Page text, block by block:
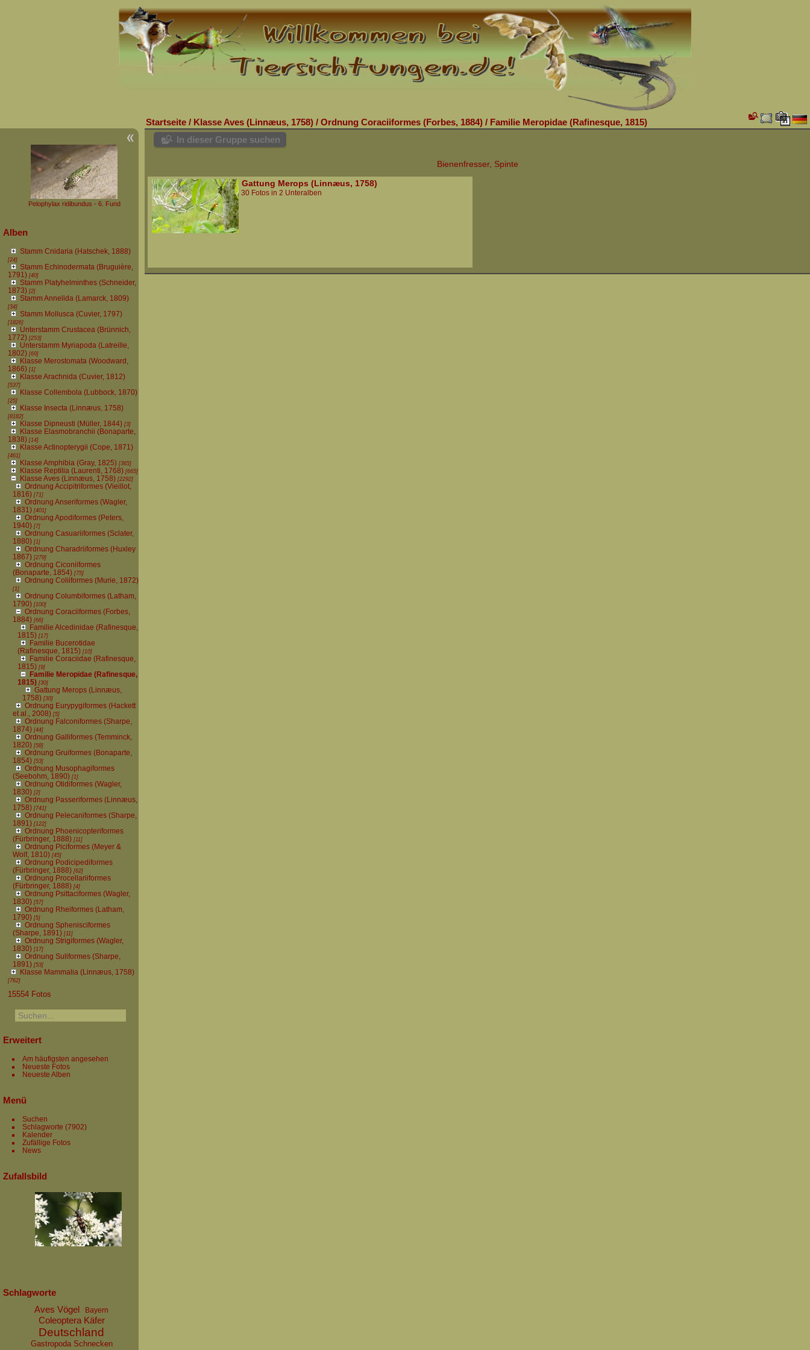
Pelophylax ridibundus - 6. Fund
Alben
Stamm Cnidaria (Hatschek, 1888)
[24]
Stamm Echinodermata (Bruguière,
1791)[40]
Stamm Platyhelminthes (Schneider,
1873)[2]
Stamm Annelida (Lamarck, 1809)
[34]
Stamm Mollusca (Cuvier, 1797)
[1826]
Unterstamm Crustacea (Brünnich,
1772)[253]
Unterstamm Myriapoda (Latreille,
1802)[69]
Klasse Merostomata (Woodward,
1866)[1]
Klasse Arachnida (Cuvier, 1812)
[537]
Klasse Collembola (Lubbock, 1870)
[25]
Klasse Insecta (Linnæus, 1758)
[8182]
Klasse Dipneusti (Müller, 1844)[3]
Klasse Elasmobranchii (Bonaparte,
1838)[14]
Klasse Actinopterygii (Cope, 1871)
[461]
Klasse Amphibia (Gray, 1825)[365]
Klasse Reptilia (Laurenti, 1768)[665]
Klasse Aves (Linnæus, 1758)[2292]
Ordnung Accipitriformes (Vieillot,
1816)[71]
Ordnung Anseriformes (Wagler,
1831)[401]
Ordnung Apodiformes (Peters,
1940)[7]
Ordnung Casuariiformes (Sclater,
1880)[1]
Ordnung Charadriiformes (Huxley
1867)[279]
Ordnung Ciconiiformes
(Bonaparte, 1854)[75]
Ordnung Coliiformes (Murie, 1872)
[1]
Ordnung Columbiformes (Latham,
1790)[100]
Ordnung Coraciiformes (Forbes,
1884)[66]
Familie Alcedinidae (Rafinesque,
1815)[17]
Familie Bucerotidae
(Rafinesque, 1815)[10]
Familie Coraciidae (Rafinesque,
1815)[9]
Familie Meropidae (Rafinesque,
1815)[30]
Gattung Merops (Linnæus,
1758) [30]
Ordnung Eurypygiformes (Hackett
et al., 2008)[5]
Ordnung Falconiformes (Sharpe,
1874)[44]
Ordnung Galliformes (Temminck,
1820)[58]
Ordnung Gruiformes (Bonaparte,
1854)[53]
Ordnung Musophagiformes
(Seebohm, 1890)[1]
Ordnung Otidiformes (Wagler,
1830)[2]
Ordnung Passeriformes (Linnæus,
1758)[741]
Ordnung Pelecaniformes (Sharpe,
1891)[122]
Ordnung Phoenicopteriformes
(Fürbringer, 1888)[11]
Ordnung Piciformes (Meyer &
Wolf, 1810)[45]
Ordnung Podicipediformes
(Fürbringer, 1888)[62]
Ordnung Procellariiformes
(Fürbringer, 1888)[4]
Ordnung Psittaciformes (Wagler,
1830)[57]
Ordnung Rheiformes (Latham,
1790) [5]
Ordnung Sphenisciformes
(Sharpe, 1891)[11]
Ordnung Strigiformes (Wagler,
1830)[17]
Ordnung Suliformes (Sharpe,
1891)[53]
Klasse Mammalia (Linnæus, 1758)
[762]
15554 Fotos
Erweitert
Am häufigsten angesehen
Neueste Fotos
Neueste Alben
Menü
Suchen
Schlagworte (7902)
Kalender
Zufällige Fotos
News
Zufallsbild
Schlagworte
Aves Vögel
Bayern
Coleoptera Käfer
Deutschland
Gastropoda Schnecken
Startseite / Klasse Aves (Linnæus, 1758) / Ordnung Coraciiformes (Forbes, 1884) / Familie Meropidae (Rafinesque, 1815)
In dieser Gruppe suchen
Bienenfresser, Spinte
Gattung Merops (Linnæus, 1758)
30 Fotos in 2 Unteralben